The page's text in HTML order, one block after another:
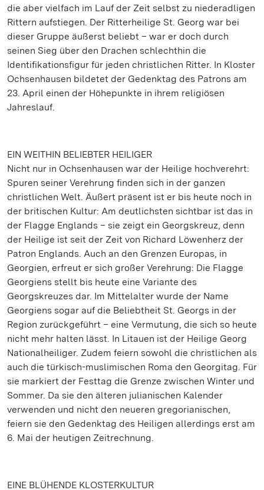
die aber vielfach im Lauf der Zeit selbst zu niederadligen
Rittern aufstiegen. Der Ritterheilige St. Georg war bei
dieser Gruppe äußerst beliebt – war er doch durch
seinen Sieg über den Drachen schlechthin die
Identifikationsfigur für jeden christlichen Ritter. In Kloster
Ochsenhausen bildetet der Gedenktag des Patrons am
23. April einen der Höhepunkte in ihrem religiösen
Jahreslauf.
EIN WEITHIN BELIEBTER HEILIGER
Nicht nur in Ochsenhausen war der Heilige hochverehrt:
Spuren seiner Verehrung finden sich in der ganzen
christlichen Welt. Äußert präsent ist er bis heute noch in
der britischen Kultur: Am deutlichsten sichtbar ist das in
der Flagge Englands – sie zeigt ein Georgskreuz, denn
der Heilige ist seit der Zeit von Richard Löwenherz der
Patron Englands. Auch an den Grenzen Europas, in
Georgien, erfreut er sich großer Verehrung: Die Flagge
Georgiens stellt bis heute eine Variante des
Georgskreuzes dar. Im Mittelalter wurde der Name
Georgiens sogar auf die Beliebtheit St. Georgs in der
Region zurückgeführt – eine Vermutung, die sich so heute
nicht mehr halten lässt. In Litauen ist der Heilige Georg
Nationalheiliger. Zudem feiern sowohl die christlichen als
auch die türkisch-muslimischen Roma den Georgitag. Für
sie markiert der Festtag die Grenze zwischen Winter und
Sommer. Da sie den älteren julianischen Kalender
verwenden und nicht den neueren gregorianischen,
feiern sie den Gedenktag des Heiligen allerdings erst am
6. Mai der heutigen Zeitrechnung.
EINE BLÜHENDE KLOSTERKULTUR